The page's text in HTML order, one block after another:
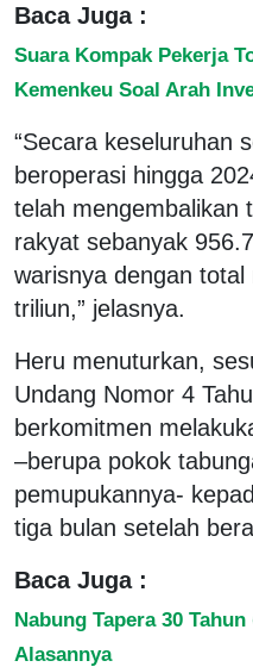
Baca Juga :
Suara Kompak Pekerja
Kemenkeu Soal Arah
“Secara keseluruhan
beroperasi hingga
telah mengembalikan
rakyat sebanyak
warisnya dengan
triliun,” jelasnya.
Heru menuturkan,
Undang Nomor 4
berkomitmen
–berupa pokok
pemupukannya-
tiga bulan setelah
Baca Juga :
Nabung Tapera 30 Tahun
Alasannya